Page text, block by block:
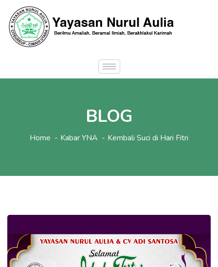
BLOG
Home Kabar YNA Kembali Suci di Hari Fitri